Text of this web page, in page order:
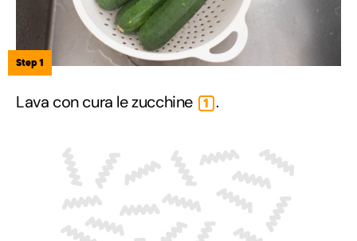
Step 1
Lava con cura le zucchine 1 .